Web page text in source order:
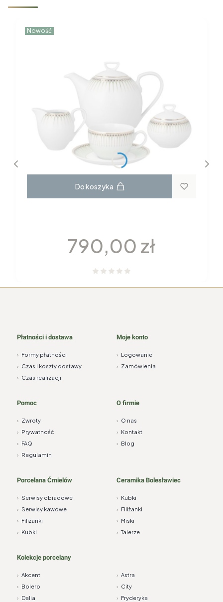
Nowość
Do koszyka
Cena
790,00 zł
Płatności i dostawa
› Formy płatności
› Czas i koszty dostawy
› Czas realizacji
Moje konto
› Logowanie
› Zamówienia
Pomoc
› Zwroty
› Prywatność
› FAQ
› Regulamin
O firmie
› O nas
› Kontakt
› Blog
Porcelana Ćmielów
› Serwisy obiadowe
› Serwisy kawowe
› Filiżanki
› Kubki
Ceramika Bolesławiec
› Kubki
› Filiżanki
› Miski
› Talerze
Kolekcje porcelany
› Akcent › Astra
› Bolero › City
› Dalia › Fryderyka